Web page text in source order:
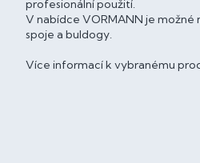
profesionální použití.
V nabídce VORMANN je
spoje a buldogy.
Více informací k vybranému